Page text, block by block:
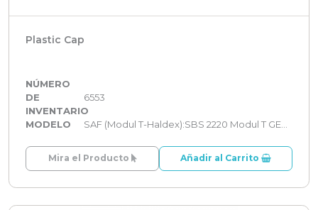
Plastic Cap
NÚMERO
DE
INVENTARIO
6553
MODELO
Mira el Producto Añadir al Carrito